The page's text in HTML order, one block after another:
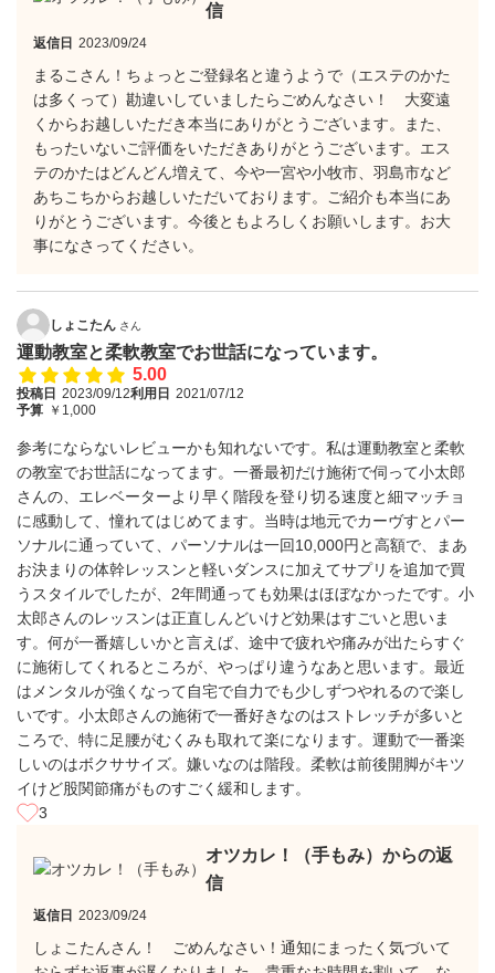
信
返信日 2023/09/24
まるこさん！ちょっとご登録名と違うようで（エステのかた
は多くって）勘違いしていましたらごめんなさい！ 大変遠
くからお越しいただき本当にありがとうございます。また、
もったいないご評価をいただきありがとうございます。エス
テのかたはどんどん増えて、今や一宮や小牧市、羽島市など
あちこちからお越しいただいております。ご紹介も本当にあ
りがとうございます。今後ともよろしくお願いします。お大
事になさってください。
しょこたん さん
運動教室と柔軟教室でお世話になっています。
5.00
投稿日 2023/09/12利用日 2021/07/12
予算 ￥1,000
参考にならないレビューかも知れないです。私は運動教室と柔軟
の教室でお世話になってます。一番最初だけ施術で伺って小太郎
さんの、エレベーターより早く階段を登り切る速度と細マッチョ
に感動して、憧れてはじめてます。当時は地元でカーヴすとパー
ソナルに通っていて、パーソナルは一回10,000円と高額で、まあ
お決まりの体幹レッスンと軽いダンスに加えてサプリを追加で買
うスタイルでしたが、2年間通っても効果はほぼなかったです。小
太郎さんのレッスンは正直しんどいけど効果はすごいと思いま
す。何が一番嬉しいかと言えば、途中で疲れや痛みが出たらすぐ
に施術してくれるところが、やっぱり違うなあと思います。最近
はメンタルが強くなって自宅で自力でも少しずつやれるので楽し
いです。小太郎さんの施術で一番好きなのはストレッチが多いと
ころで、特に足腰がむくみも取れて楽になります。運動で一番楽
しいのはボクササイズ。嫌いなのは階段。柔軟は前後開脚がキツ
イけど股関節痛がものすごく緩和します。
3
オツカレ！（手もみ）からの返
信
返信日 2023/09/24
しょこたんさん！ ごめんなさい！通知にまったく気づいて